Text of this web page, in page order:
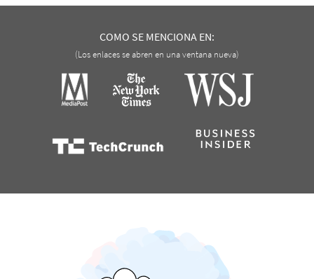
COMO SE MENCIONA EN:
(Los enlaces se abren en una ventana nueva)